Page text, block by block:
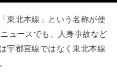
東北本線」という名称が使
ュースでも、人身事故など
宇都宮線ではなく東北本線